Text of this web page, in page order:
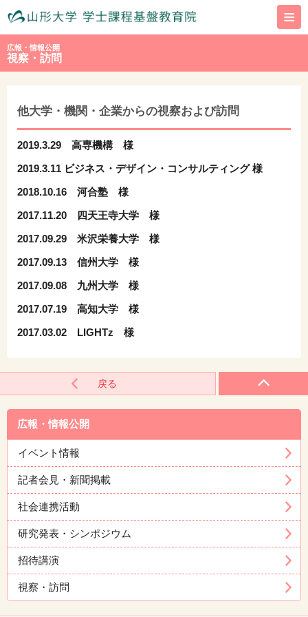
≡
広報・情報公開
視察・訪問
他大学・機関・企業からの視察および訪問
2019.3.29 高専機構 様
2019.3.11 ビジネス・デザイン・コンサルティング 様
2018.10.16 河合塾 様
2017.11.20 四天王寺大学 様
2017.09.29 米沢栄養大学 様
2017.09.13 信州大学 様
2017.09.08 九州大学 様
2017.07.19 高知大学 様
2017.03.02 LIGHTz 様
戻る
広報・情報公開
イベント情報
記者会見・新聞掲載
社会連携活動
研究発表・シンポジウム
招待講演
視察・訪問